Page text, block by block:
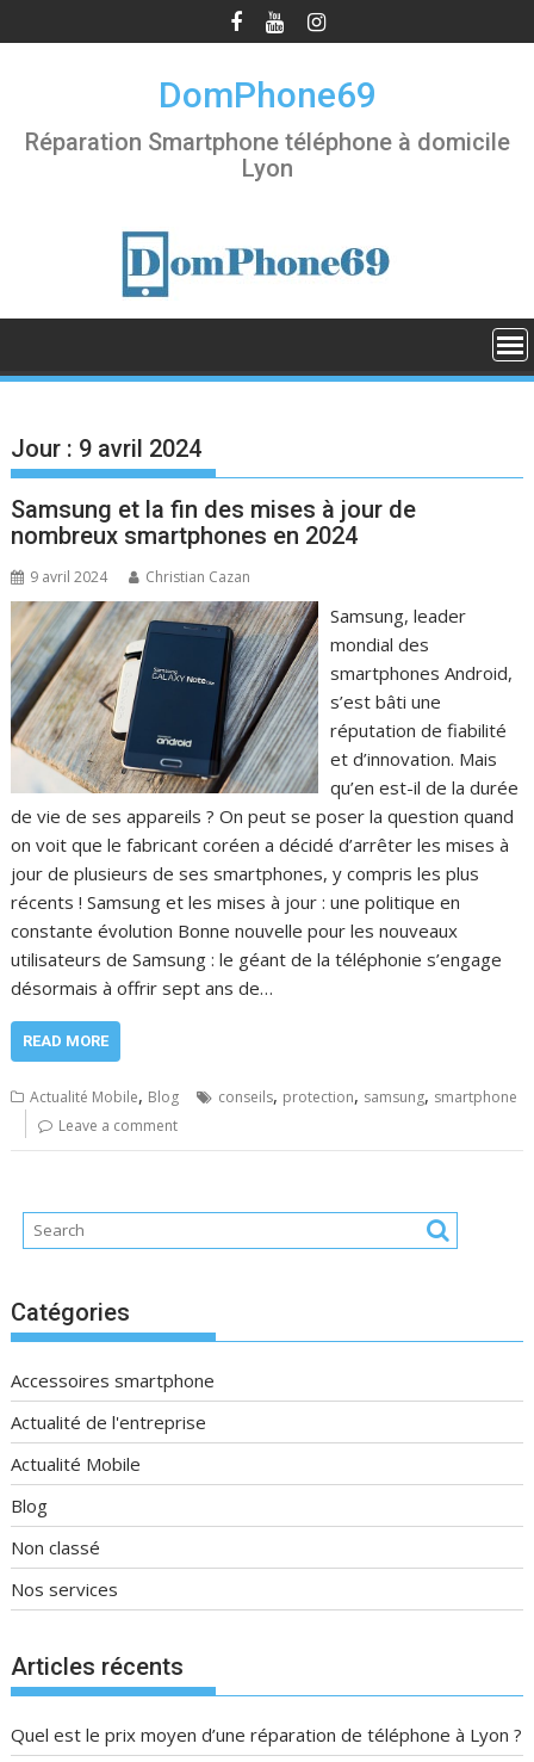
k
DomPhone69
Réparation Smartphone téléphone à domicile
Lyon
Jour : 9 avril 2024
Samsung et la fin des mises à jour de
nombreux smartphones en 2024
9 avril 2024 Christian Cazan
Samsung, leader
mondial des
smartphones Android,
s’est bâti une
réputation de fiabilité
et d’innovation. Mais
qu’en est-il de la durée
de vie de ses appareils ? On peut se poser la question quand
on voit que le fabricant coréen a décidé d’arrêter les mises à
jour de plusieurs de ses smartphones, y compris les plus
récents ! Samsung et les mises à jour : une politique en
constante évolution Bonne nouvelle pour les nouveaux
utilisateurs de Samsung : le géant de la téléphonie s’engage
désormais à offrir sept ans de…
READ MORE
Actualité Mobile, Blog conseils, protection, samsung, smartphone
Leave a comment
Catégories
Accessoires smartphone
Actualité de l'entreprise
Actualité Mobile
Blog
Non classé
Nos services
Articles récents
Quel est le prix moyen d’une réparation de téléphone à Lyon ?